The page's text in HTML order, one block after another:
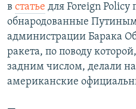
в статье для Foreign Policy
обнародованные
администрации Барака
ракета, по поводу
задним числом, делали
американские